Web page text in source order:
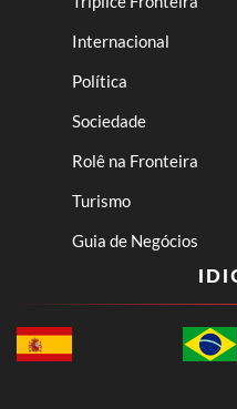
Internacional
Política
Sociedade
Rolê na Fronteira
Turismo
Guia de Negócios